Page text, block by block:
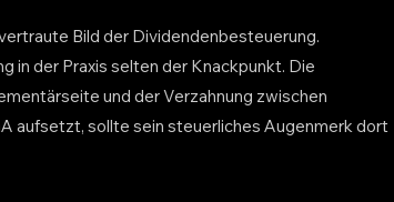
Bild der Dividendenbesteuerung.
in der Praxis selten der Knackpunkt. Die
und der Verzahnung zwischen
aufsetzt, sollte sein steuerliches Augenmerk dort